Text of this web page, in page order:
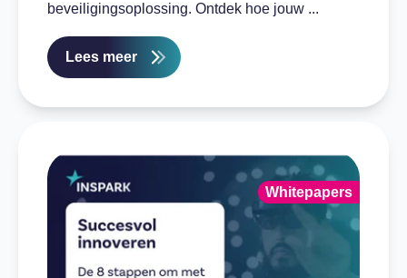
beveiligingsoplossing. Ontdek hoe jouw ...
Lees meer
Whitepapers